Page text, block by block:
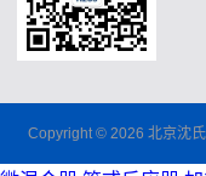
Copyright © 2026 北京沈